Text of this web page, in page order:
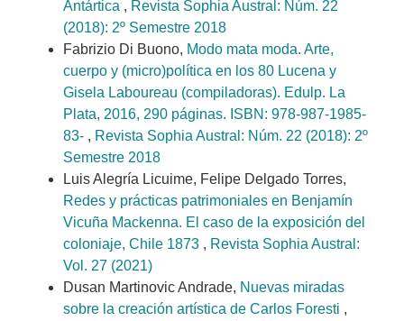
Antártica , Revista Sophia Austral: Núm. 22
(2018): 2º Semestre 2018
Fabrizio Di Buono, Modo mata moda. Arte,
cuerpo y (micro)política en los 80 Lucena y
Gisela Laboureau (compiladoras). Edulp. La
Plata, 2016, 290 páginas. ISBN: 978-987-1985-
83- , Revista Sophia Austral: Núm. 22 (2018): 2º
Semestre 2018
Luis Alegría Licuime, Felipe Delgado Torres,
Redes y prácticas patrimoniales en Benjamín
Vicuña Mackenna. El caso de la exposición del
coloniaje, Chile 1873 , Revista Sophia Austral:
Vol. 27 (2021)
Dusan Martinovic Andrade, Nuevas miradas
sobre la creación artística de Carlos Foresti ,